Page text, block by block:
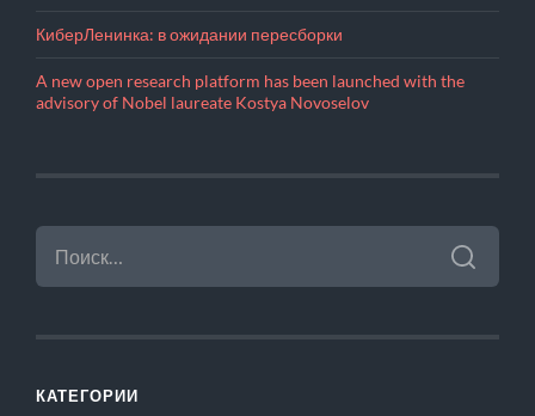
КиберЛенинка: в ожидании пересборки
A new open research platform has been launched with the
advisory of Nobel laureate Kostya Novoselov
НАЙТИ:
КАТЕГОРИИ